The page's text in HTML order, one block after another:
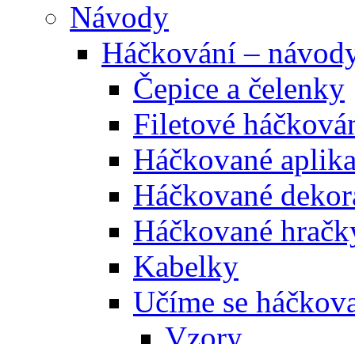
Návody
Háčkování –
Čepice a čelenky
Filetové
Háčkované
Háčkované
Háčkované
Kabelky
Učíme se
Vzory